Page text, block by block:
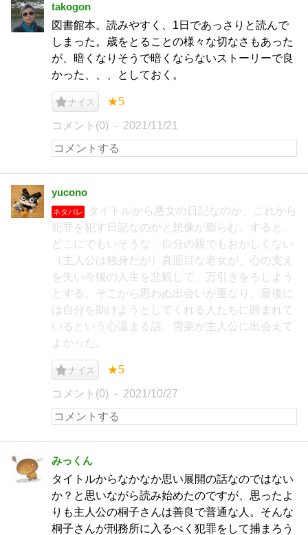
takogon
図書館本。読みやすく、1日であっさりと読んで
しまった。歳をとることの様々な切なさもあった
が、暗くなりそうで暗くならないストーリーで良
かった、、、としておく。
ナイス ★5
コメント(0) 2021/11/21
yucono
ネタバレ
タイトルから悪女の日記なのか、これから
犯罪を犯す日記なのかと想像が膨らむ。すると、
どこにでもいそうな、自分の親でもおかしくない
（主人公は独身だが）真面目な老女が、心の支え
を失い今後の人生を悲観して、万引きをろしよう
とする。そこから思わぬ出会いが重なり、最後に
は自分を助けようとしてくれる人たちに囲まれて
いるという心温まる話。雪菜が主人公に出会えて
よかった。
ナイス ★5
コメント(0) 2021/10/27
みっくん
タイトルからなかなか思い展開の話なのではない
か？と思いながら読み始めたのですが、思ったよ
りも主人公の桐子さんは善良で普通な人。そんな
桐子さんが刑務所に入るべく犯罪をして捕まろう